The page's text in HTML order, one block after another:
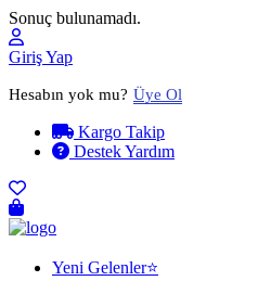
Sonuç bulunamadı.
Giriş Yap
Hesabın yok mu? Üye Ol
Kargo Takip
Destek Yardım
Yeni Gelenler⭐